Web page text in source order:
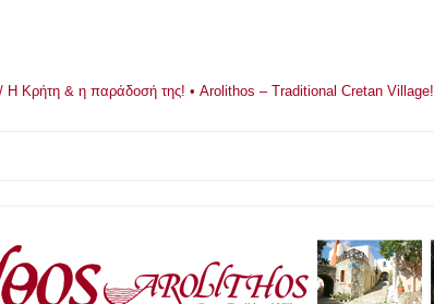
Η Κρήτη & η παράδοσή της! • Arolithos – Traditional Cretan Village!